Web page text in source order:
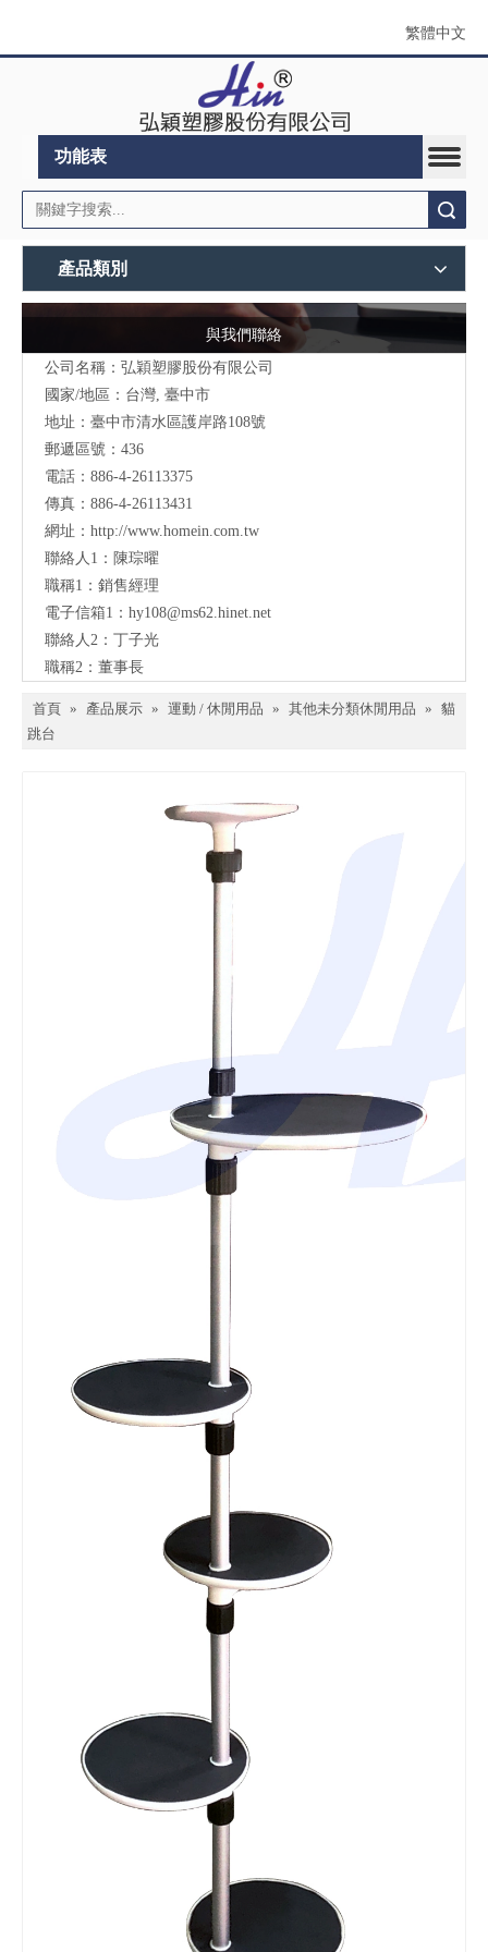
繁體中文
功能表
產品類別
與我們聯絡
公司名稱：弘穎塑膠股份有限公司
國家/地區：台灣, 臺中市
地址：臺中市清水區護岸路108號
郵遞區號：436
電話：886-4-26113375
傳真：886-4-26113431
網址： http://www.homein.com.tw
聯絡人1：陳琮曜
職稱1：銷售經理
電子信箱1： hy108@ms62.hinet.net
聯絡人2：丁子光
職稱2：董事長
首頁 » 產品展示 » 運動 / 休閒用品 » 其他未分類休閒用品 » 貓
跳台